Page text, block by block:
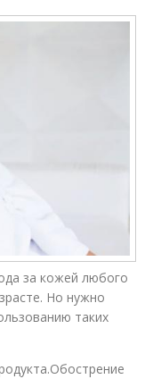
за кожей любого
Но нужно
таких